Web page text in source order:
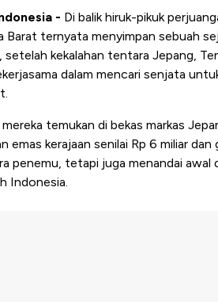
- Di balik hiruk-pikuk
ternyata menyimpan sebuah
setelah kekalahan tentara Jepang,
dalam mencari senjata
temukan di bekas markas
emas kerajaan senilai Rp 6 miliar
penemu, tetapi juga menandai awal
Indonesia.